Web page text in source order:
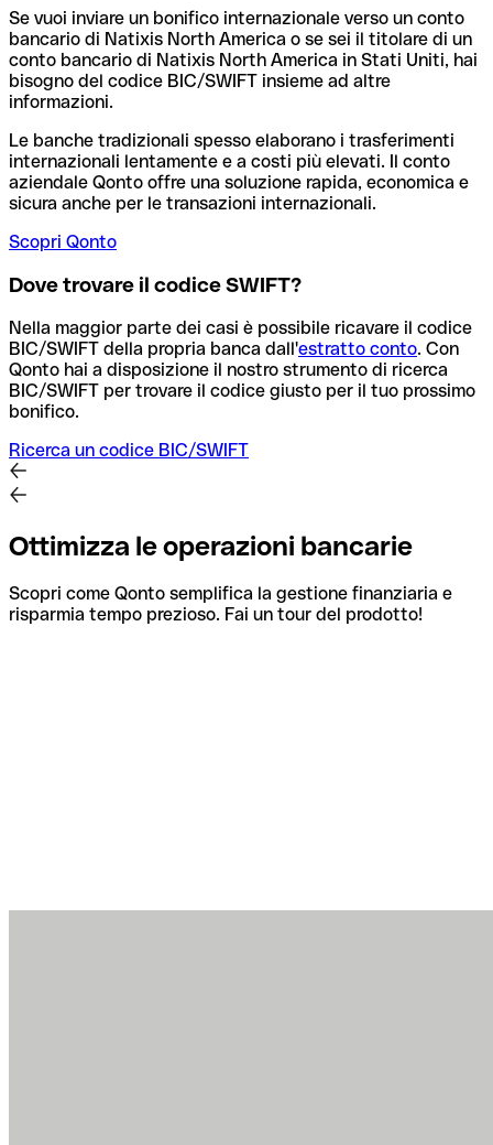
Se vuoi inviare un bonifico internazionale verso un conto
bancario di Natixis North America o se sei il titolare di un
conto bancario di Natixis North America in Stati Uniti, hai
bisogno del codice BIC/SWIFT insieme ad altre
informazioni.
Le banche tradizionali spesso elaborano i trasferimenti
internazionali lentamente e a costi più elevati. Il conto
aziendale Qonto offre una soluzione rapida, economica e
sicura anche per le transazioni internazionali.
Scopri Qonto
Dove trovare il codice SWIFT?
Nella maggior parte dei casi è possibile ricavare il codice
BIC/SWIFT della propria banca dall'estratto conto. Con
Qonto hai a disposizione il nostro strumento di ricerca
BIC/SWIFT per trovare il codice giusto per il tuo prossimo
bonifico.
Ricerca un codice BIC/SWIFT
Ottimizza le operazioni bancarie
Scopri come Qonto semplifica la gestione finanziaria e
risparmia tempo prezioso. Fai un tour del prodotto!